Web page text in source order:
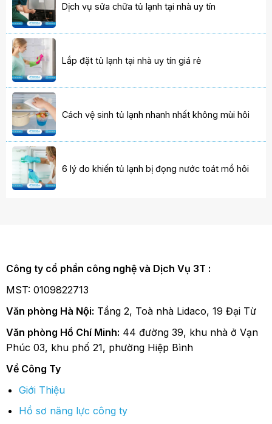
Dịch vụ sửa chữa tủ lạnh tại nhà uy tín
Lắp đặt tủ lạnh tại nhà uy tín giá rẻ
Cách vệ sinh tủ lạnh nhanh nhất không mùi hôi
6 lý do khiến tủ lạnh bị đọng nước toát mồ hôi
Công ty cổ phần công nghệ và Dịch Vụ 3T :
MST: 0109822713
Văn phòng Hà Nội: Tầng 2, Toà nhà Lidaco, 19 Đại Từ
Văn phòng Hồ Chí Minh: 44 đường 39, khu nhà ở Vạn
Phúc 03, khu phố 21, phường Hiệp Bình
Về Công Ty
Giới Thiệu
Hồ sơ năng lực công ty